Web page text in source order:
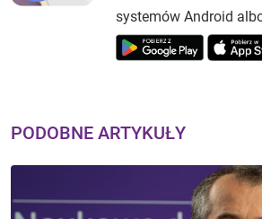
systemów Android
PODOBNE ARTYKUŁY